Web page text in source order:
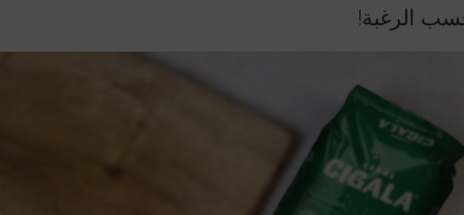
حسب الرغبة!